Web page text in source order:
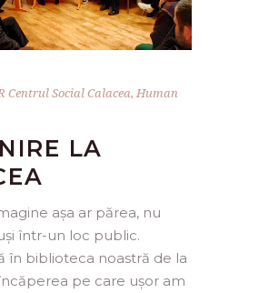
Centrul Social Calacea, Human
LA
așa ar părea, nu
într-un loc public.
în biblioteca noastră de la
pe care ușor am